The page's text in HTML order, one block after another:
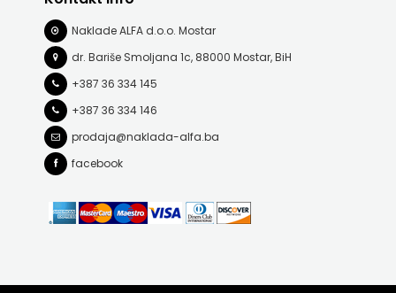
Naklade ALFA d.o.o. Mostar
dr. Bariše Smoljana 1c, 88000 Mostar, BiH
+387 36 334 145
+387 36 334 146
prodaja@naklada-alfa.ba
facebook